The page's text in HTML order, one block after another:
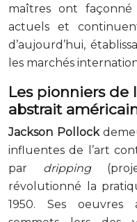
maîtres ont façonné
actuels et
d’aujourd’hui,
les marchés
Les pionniers de
abstrait
Jackson Pollock
influentes de l’art
par dripping
révolutionné la
1950. Ses oeuvres